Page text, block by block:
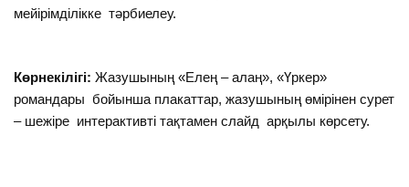
мейірімділікке тәрбиелеу.
Көрнекілігі: Жазушының «Елең – алаң», «Үркер»
романдары бойынша плакаттар, жазушының өмірінен сурет
– шежіре интерактивті тақтамен слайд арқылы көрсету.